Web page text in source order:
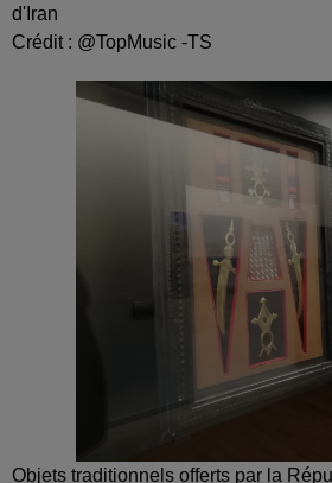
d'Iran
Crédit : @TopMusic -TS
Objets traditionnels offerts par la